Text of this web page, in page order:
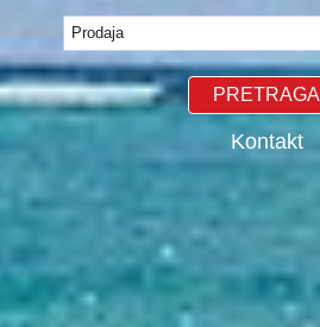
PRETRAGA
Kontakt